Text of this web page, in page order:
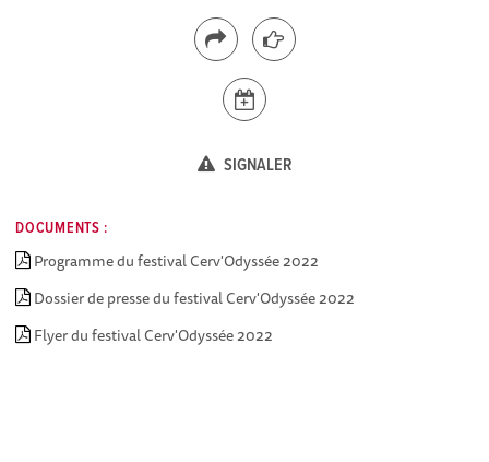
SIGNALER
DOCUMENTS :
Programme du festival Cerv'Odyssée 2022
Dossier de presse du festival Cerv'Odyssée 2022
Flyer du festival Cerv'Odyssée 2022